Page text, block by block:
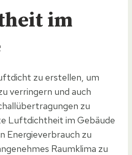
im
zu erstellen, um
verringern und auch
zu
Luftdichtheit im Gebäude
Energieverbrauch zu
Raumklima zu